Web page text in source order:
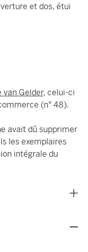
et dos, étui
van Gelder, celui-ci
(n° 48).
avait dû supprimer
les exemplaires
intégrale du